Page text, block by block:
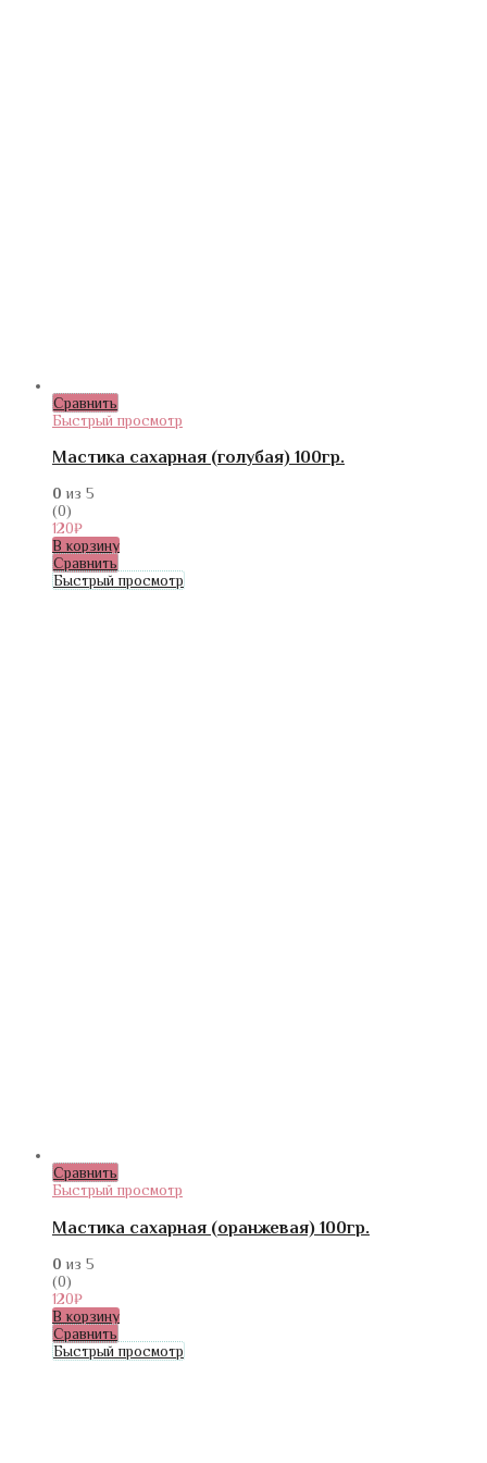
Сравнить
Быстрый просмотр
Мастика сахарная (голубая) 100гр.
0 из 5
(0)
120₽
В корзину
Сравнить
Быстрый просмотр
Сравнить
Быстрый просмотр
Мастика сахарная (оранжевая) 100гр.
0 из 5
(0)
120₽
В корзину
Сравнить
Быстрый просмотр